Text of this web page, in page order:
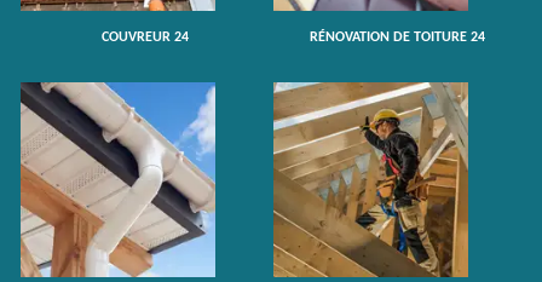
COUVREUR 24 RÉNOVATION DE TOITURE 24